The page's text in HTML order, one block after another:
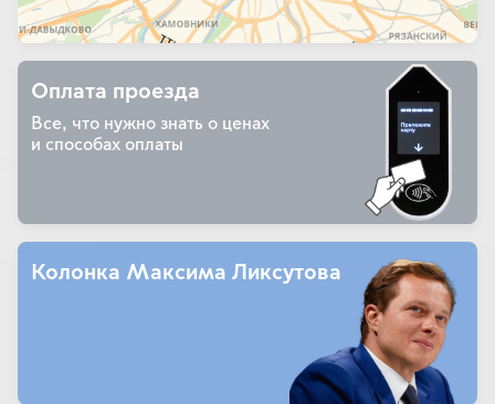
Оплата проезда
Все, что нужно знать о ценах
и способах оплаты
Колонка Максима Ликсутова